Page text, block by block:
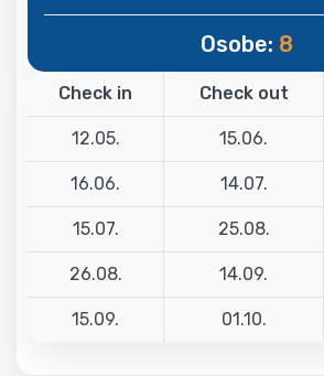
Osobe: 8
Check in Check out
12.05. 15.06.
16.06. 14.07.
15.07. 25.08.
26.08. 14.09.
15.09. 01.10.